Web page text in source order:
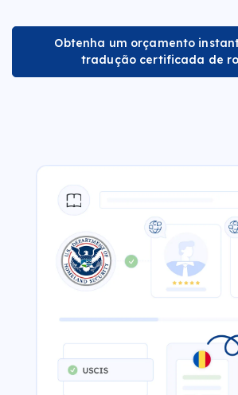
Obtenha um orçamento
tradução certificada de